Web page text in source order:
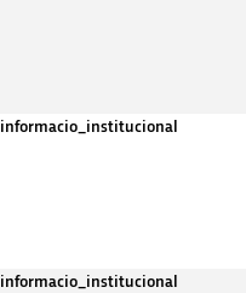
informacio_institucional
informacio_institucional